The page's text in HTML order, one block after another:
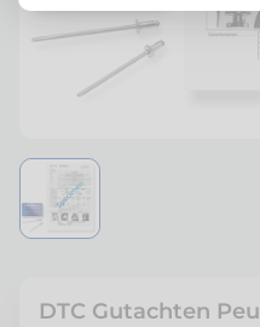
DTC Gutachten